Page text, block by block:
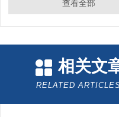
查看全部
相关文
RELATED